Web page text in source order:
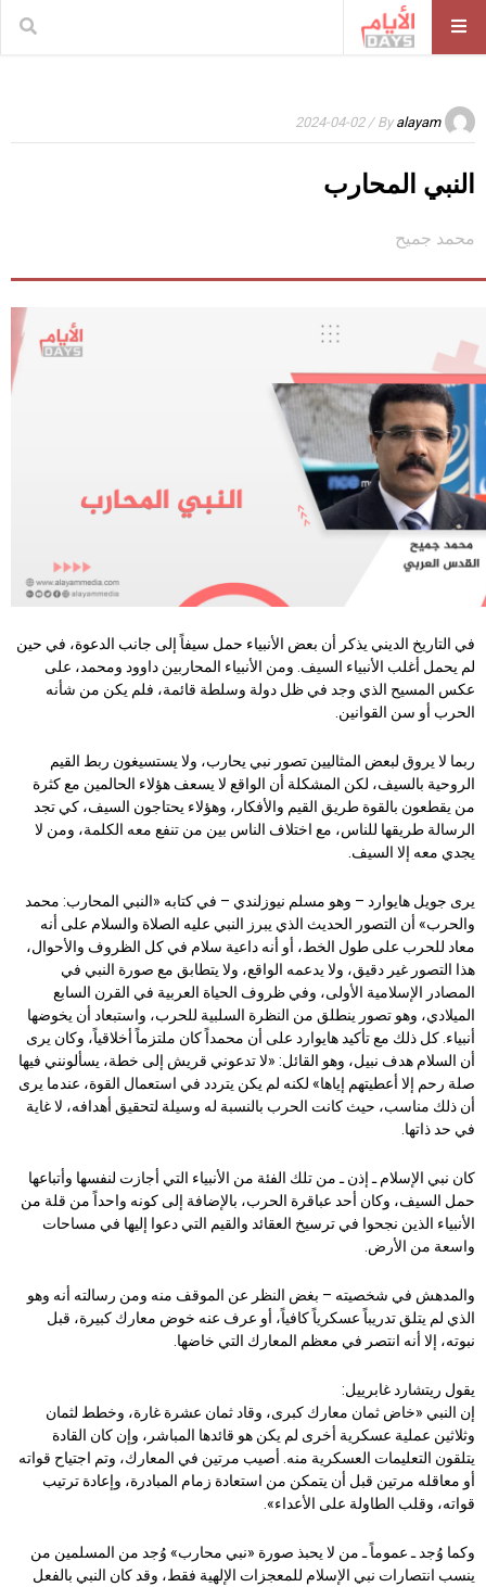
By alayam
/ 2024-04-02
النبي المحارب
محمد جميح
في التاريخ الديني يذكر أن بعض الأنبياء حمل سيفاً إلى جانب الدعوة، في حين
لم يحمل أغلب الأنبياء السيف. ومن الأنبياء المحاربين داوود ومحمد، على
عكس المسيح الذي وجد في ظل دولة وسلطة قائمة، فلم يكن من شأنه
الحرب أو سن القوانين.
ربما لا يروق لبعض المثاليين تصور نبي يحارب، ولا يستسيغون ربط القيم
الروحية بالسيف، لكن المشكلة أن الواقع لا يسعف هؤلاء الحالمين مع كثرة
من يقطعون بالقوة طريق القيم والأفكار، وهؤلاء يحتاجون السيف، كي تجد
الرسالة طريقها للناس، مع اختلاف الناس بين من تنفع معه الكلمة، ومن لا
يجدي معه إلا السيف.
يرى جويل هايوارد – وهو مسلم نيوزلندي – في كتابه «النبي المحارب: محمد
والحرب» أن التصور الحديث الذي يبرز النبي عليه الصلاة والسلام على أنه
معاد للحرب على طول الخط، أو أنه داعية سلام في كل الظروف والأحوال،
هذا التصور غير دقيق، ولا يدعمه الواقع، ولا يتطابق مع صورة النبي في
المصادر الإسلامية الأولى، وفي ظروف الحياة العربية في القرن السابع
الميلادي، وهو تصور ينطلق من النظرة السلبية للحرب، واستبعاد أن يخوضها
أنبياء. كل ذلك مع تأكيد هايوارد على أن محمداً كان ملتزماً أخلاقياً، وكان يرى
أن السلام هدف نبيل، وهو القائل: «لا تدعوني قريش إلى خطة، يسألونني فيها
صلة رحم إلا أعطيتهم إياها» لكنه لم يكن يتردد في استعمال القوة، عندما يرى
أن ذلك مناسب، حيث كانت الحرب بالنسبة له وسيلة لتحقيق أهدافه، لا غاية
في حد ذاتها.
كان نبي الإسلام ـ إذن ـ من تلك الفئة من الأنبياء التي أجازت لنفسها وأتباعها
حمل السيف، وكان أحد عباقرة الحرب، بالإضافة إلى كونه واحداً من قلة من
الأنبياء الذين نجحوا في ترسيخ العقائد والقيم التي دعوا إليها في مساحات
واسعة من الأرض.
والمدهش في شخصيته – بغض النظر عن الموقف منه ومن رسالته أنه وهو
الذي لم يتلق تدريباً عسكرياً كافياً، أو عرف عنه خوض معارك كبيرة، قبل
نبوته، إلا أنه انتصر في معظم المعارك التي خاضها.
يقول ريتشارد غابرييل:
إن النبي «خاض ثمان معارك كبرى، وقاد ثمان عشرة غارة، وخطط لثمان
وثلاثين عملية عسكرية أخرى لم يكن هو قائدها المباشر، وإن كان القادة
يتلقون التعليمات العسكرية منه. أصيب مرتين في المعارك، وتم اجتياح قواته
أو معاقله مرتين قبل أن يتمكن من استعادة زمام المبادرة، وإعادة ترتيب
قواته، وقلب الطاولة على الأعداء».
وكما وُجد ـ عموماً ـ من لا يحبذ صورة «نبي محارب» وُجد من المسلمين من
ينسب انتصارات نبي الإسلام للمعجزات الإلهية فقط، وقد كان النبي بالفعل